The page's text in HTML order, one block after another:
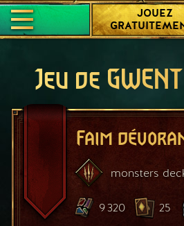
JOUEZ
Jeu de
Faim
monsters
9 320 25